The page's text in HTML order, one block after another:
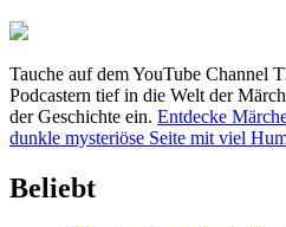
Tauche auf dem YouTube Channel
Podcastern tief in die Welt der
der Geschichte ein. Entdecke
dunkle mysteriöse Seite mit viel
Beliebt